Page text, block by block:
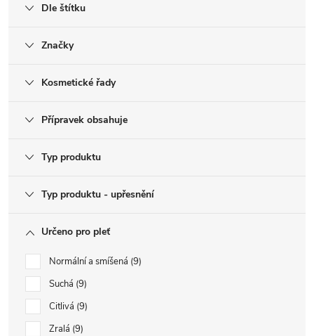
Dle štítku
Značky
Kosmetické řady
Přípravek obsahuje
Typ produktu
Typ produktu - upřesnění
Určeno pro pleť
Normální a smíšená 9
Suchá 9
Citlivá 9
Zralá 9